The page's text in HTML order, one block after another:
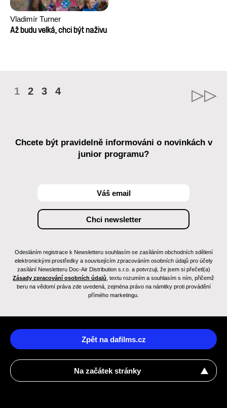
Vladimír Turner
Až budu velká, chci být naživu
1 2 3 4
Chcete být pravidelně informováni o novinkách v
junior programu?
Odesláním registrace k Newsletteru souhlasím se zasíláním obchodních sdělení
elektronickými prostředky a souvisejícím zpracováním osobních údajů pro účely
zasílání Newsletteru Doc-Air Distribution s.r.o. a potvrzuji, že jsem si přečetl(a)
Zásady zpracování osobních údajů , textu rozumím a souhlasím s ním, přičemž
beru na vědomí práva zde uvedená, zejména právo na námitky proti provádění
přímého marketingu.
Zpět na dafilms.cz
Na začátek stránky